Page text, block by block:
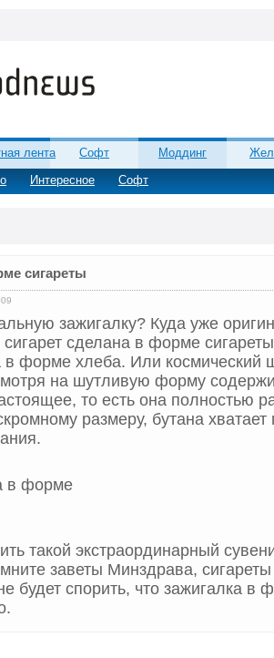
лента
Интересное Софт
Софт Моддинг
сигареты
зажигалку? Куда уже
сделана в форме
в форме хлеба. Или космический
на шутливую форму
то есть она полностью
размеру, бутана
такой экстраординарный
заветы Минздрава,
будет спорить, что зажигалка в